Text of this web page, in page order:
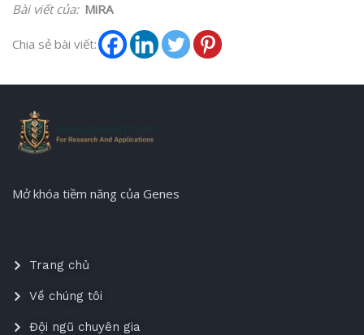
Bài viết của: MiRA
Chia sẻ bài viết:
Mở khóa tiềm năng của Genes
Trang chủ
Về chúng tôi
Đội ngũ chuyên gia